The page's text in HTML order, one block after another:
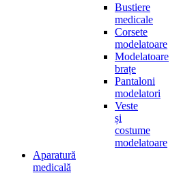
Bustiere
medicale
Corsete
modelatoare
Modelatoare
brațe
Pantaloni
modelatori
Veste
și
costume
modelatoare
Aparatură
medicală